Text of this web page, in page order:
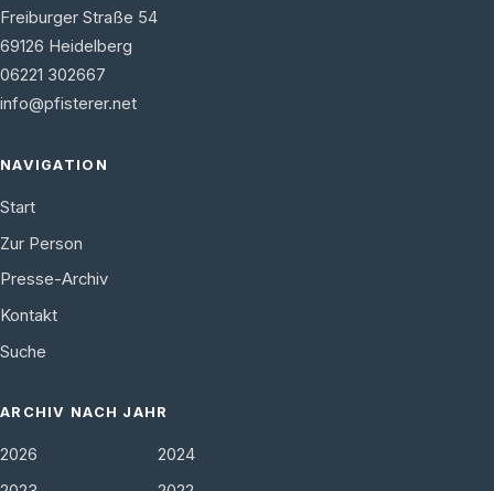
Freiburger Straße 54
69126 Heidelberg
06221 302667
info@pfisterer.net
NAVIGATION
Start
Zur Person
Presse-Archiv
Kontakt
Suche
ARCHIV NACH JAHR
2026
2024